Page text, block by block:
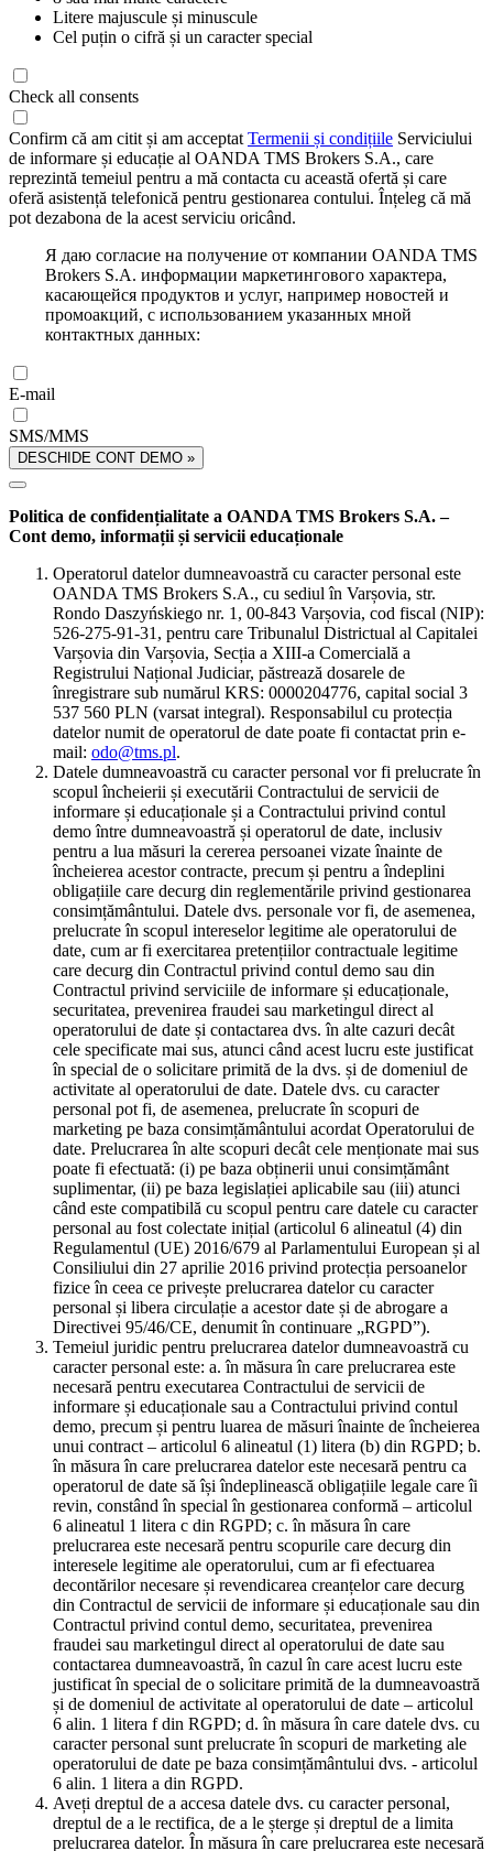
Litere majuscule și minuscule
Cel puțin o cifră și un caracter special
Check all consents
Confirm că am citit și am acceptat Termenii și condițiile Serviciului
de informare și educație al OANDA TMS Brokers S.A., care
reprezintă temeiul pentru a mă contacta cu această ofertă și care
oferă asistență telefonică pentru gestionarea contului. Înțeleg că mă
pot dezabona de la acest serviciu oricând.
Я даю согласие на получение от компании OANDA TMS
Brokers S.A. информации маркетингового характера,
касающейся продуктов и услуг, например новостей и
промоакций, с использованием указанных мной
контактных данных:
E-mail
SMS/MMS
DESCHIDE CONT DEMO »
Politica de confidențialitate a OANDA TMS Brokers S.A. –
Cont demo, informații și servicii educaționale
Operatorul datelor dumneavoastră cu caracter personal este
OANDA TMS Brokers S.A., cu sediul în Varșovia, str.
Rondo Daszyńskiego nr. 1, 00-843 Varșovia, cod fiscal (NIP):
526-275-91-31, pentru care Tribunalul Districtual al Capitalei
Varșovia din Varșovia, Secția a XIII-a Comercială a
Registrului Național Judiciar, păstrează dosarele de
înregistrare sub numărul KRS: 0000204776, capital social 3
537 560 PLN (varsat integral). Responsabilul cu protecția
datelor numit de operatorul de date poate fi contactat prin e-
mail: odo@tms.pl.
Datele dumneavoastră cu caracter personal vor fi prelucrate în
scopul încheierii și executării Contractului de servicii de
informare și educaționale și a Contractului privind contul
demo între dumneavoastră și operatorul de date, inclusiv
pentru a lua măsuri la cererea persoanei vizate înainte de
încheierea acestor contracte, precum și pentru a îndeplini
obligațiile care decurg din reglementările privind gestionarea
consimțământului. Datele dvs. personale vor fi, de asemenea,
prelucrate în scopul intereselor legitime ale operatorului de
date, cum ar fi exercitarea pretențiilor contractuale legitime
care decurg din Contractul privind contul demo sau din
Contractul privind serviciile de informare și educaționale,
securitatea, prevenirea fraudei sau marketingul direct al
operatorului de date și contactarea dvs. în alte cazuri decât
cele specificate mai sus, atunci când acest lucru este justificat
în special de o solicitare primită de la dvs. și de domeniul de
activitate al operatorului de date. Datele dvs. cu caracter
personal pot fi, de asemenea, prelucrate în scopuri de
marketing pe baza consimțământului acordat Operatorului de
date. Prelucrarea în alte scopuri decât cele menționate mai sus
poate fi efectuată: (i) pe baza obținerii unui consimțământ
suplimentar, (ii) pe baza legislației aplicabile sau (iii) atunci
când este compatibilă cu scopul pentru care datele cu caracter
personal au fost colectate inițial (articolul 6 alineatul (4) din
Regulamentul (UE) 2016/679 al Parlamentului European și al
Consiliului din 27 aprilie 2016 privind protecția persoanelor
fizice în ceea ce privește prelucrarea datelor cu caracter
personal și libera circulație a acestor date și de abrogare a
Directivei 95/46/CE, denumit în continuare „RGPD”).
Temeiul juridic pentru prelucrarea datelor dumneavoastră cu
caracter personal este: a. în măsura în care prelucrarea este
necesară pentru executarea Contractului de servicii de
informare și educaționale sau a Contractului privind contul
demo, precum și pentru luarea de măsuri înainte de încheierea
unui contract – articolul 6 alineatul (1) litera (b) din RGPD; b.
în măsura în care prelucrarea datelor este necesară pentru ca
operatorul de date să își îndeplinească obligațiile legale care îi
revin, constând în special în gestionarea conformă – articolul
6 alineatul 1 litera c din RGPD; c. în măsura în care
prelucrarea este necesară pentru scopurile care decurg din
interesele legitime ale operatorului, cum ar fi efectuarea
decontărilor necesare și revendicarea creanțelor care decurg
din Contractul de servicii de informare și educaționale sau din
Contractul privind contul demo, securitatea, prevenirea
fraudei sau marketingul direct al operatorului de date sau
contactarea dumneavoastră, în cazul în care acest lucru este
justificat în special de o solicitare primită de la dumneavoastră
și de domeniul de activitate al operatorului de date – articolul
6 alin. 1 litera f din RGPD; d. în măsura în care datele dvs. cu
caracter personal sunt prelucrate în scopuri de marketing ale
operatorului de date pe baza consimțământului dvs. - articolul
6 alin. 1 litera a din RGPD.
Aveți dreptul de a accesa datele dvs. cu caracter personal,
dreptul de a le rectifica, de a le șterge și dreptul de a limita
prelucrarea datelor. În măsura în care prelucrarea este necesară